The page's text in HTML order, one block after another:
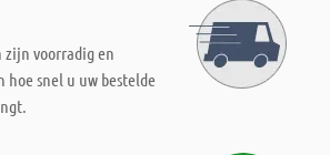
zijn voorradig en
hoe snel u uw bestelde